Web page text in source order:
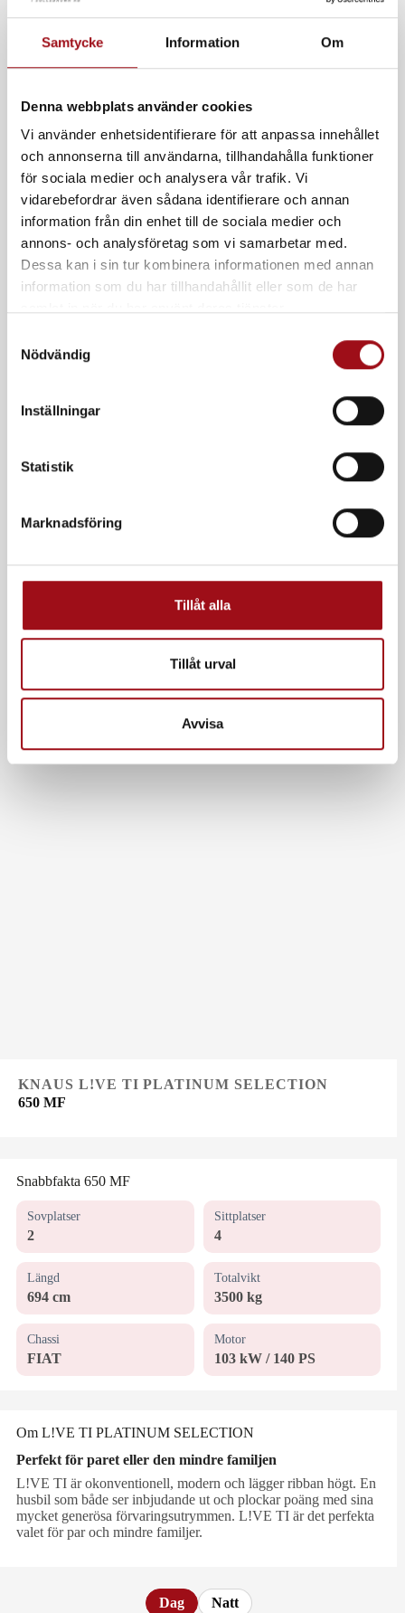
Samtycke Information Om
Denna webbplats använder cookies
Vi använder enhetsidentifierare för att anpassa innehållet
och annonserna till användarna, tillhandahålla funktioner
för sociala medier och analysera vår trafik. Vi
vidarebefordrar även sådana identifierare och annan
information från din enhet till de sociala medier och
annons- och analysföretag som vi samarbetar med.
Dessa kan i sin tur kombinera informationen med annan
information som du har tillhandahållit eller som de har
Nödvändig
Inställningar
Statistik
Marknadsföring
Tillåt alla
Tillåt urval
Avvisa
KNAUS L!VE TI PLATINUM SELECTION
650 MF
Snabbfakta 650 MF
Sovplatser
2
Sittplatser
4
Längd
694 cm
Totalvikt
3500 kg
Chassi
FIAT
Motor
103 kW / 140 PS
Om L!VE TI PLATINUM SELECTION
Perfekt för paret eller den mindre familjen
L!VE TI är okonventionell, modern och lägger ribban högt. En
husbil som både ser inbjudande ut och plockar poäng med sina
mycket generösa förvaringsutrymmen. L!VE TI är det perfekta
valet för par och mindre familjer.
Dag Natt